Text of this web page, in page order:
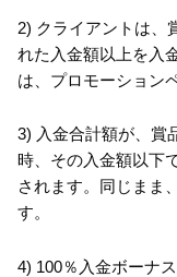
2) クライアントは、
れた入金額以上を入
は、プロモーション
3) 入金合計額が、賞
時、その入金額以下
されます。同じまま
す。
4) 100％入金ボーナ